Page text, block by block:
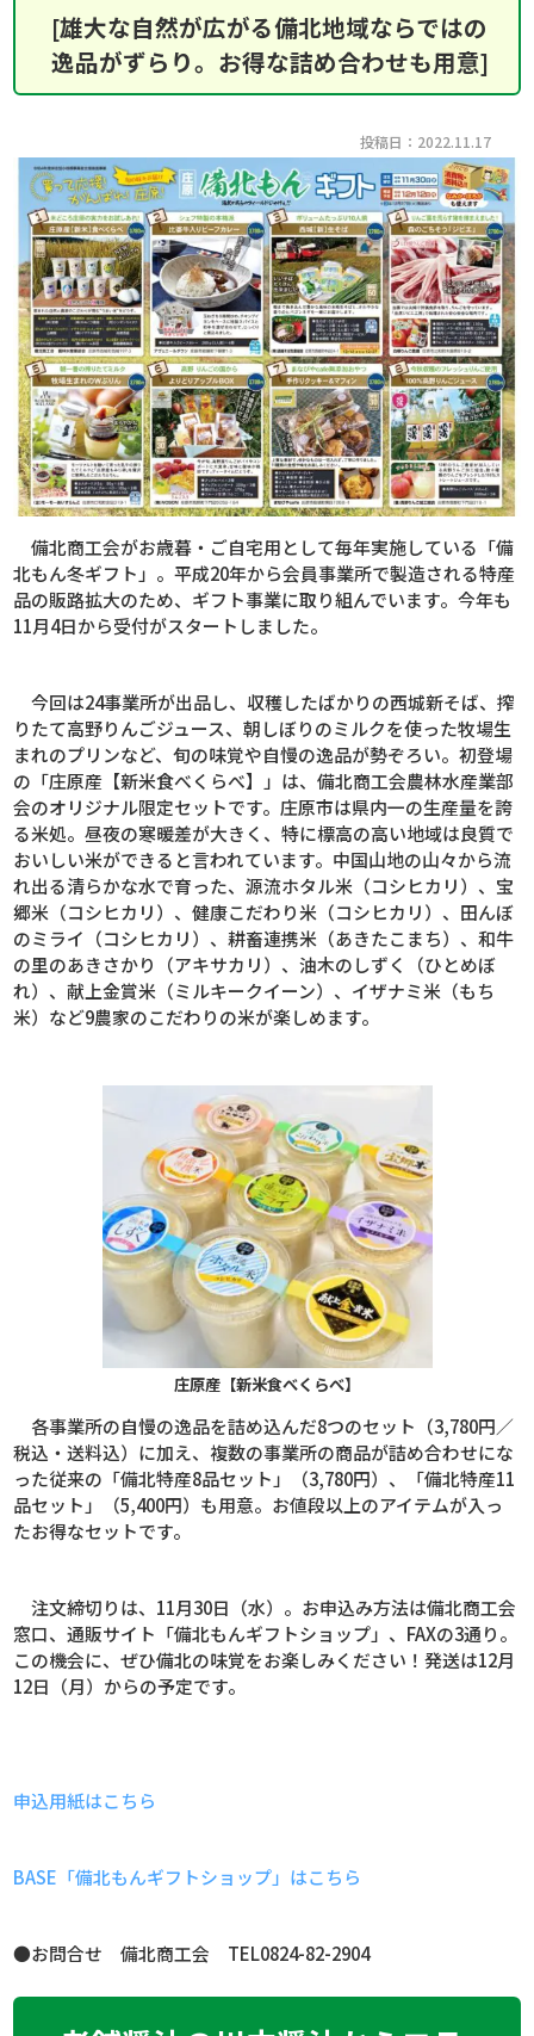
[雄大な自然が広がる備北地域ならではの
逸品がずらり。お得な詰め合わせも用意]
投稿日：2022.11.17
備北商工会がお歳暮・ご自宅用として毎年実施している「備
北もん冬ギフト」。平成20年から会員事業所で製造される特産
品の販路拡大のため、ギフト事業に取り組んでいます。今年も
11月4日から受付がスタートしました。
今回は24事業所が出品し、収穫したばかりの西城新そば、搾
りたて高野りんごジュース、朝しぼりのミルクを使った牧場生
まれのプリンなど、旬の味覚や自慢の逸品が勢ぞろい。初登場
の「庄原産【新米食べくらべ】」は、備北商工会農林水産業部
会のオリジナル限定セットです。庄原市は県内一の生産量を誇
る米処。昼夜の寒暖差が大きく、特に標高の高い地域は良質で
おいしい米ができると言われています。中国山地の山々から流
れ出る清らかな水で育った、源流ホタル米（コシヒカリ）、宝
郷米（コシヒカリ）、健康こだわり米（コシヒカリ）、田んぼ
のミライ（コシヒカリ）、耕畜連携米（あきたこまち）、和牛
の里のあきさかり（アキサカリ）、油木のしずく（ひとめぼ
れ）、献上金賞米（ミルキークイーン）、イザナミ米（もち
米）など9農家のこだわりの米が楽しめます。
庄原産【新米食べくらべ】
各事業所の自慢の逸品を詰め込んだ8つのセット（3,780円／
税込・送料込）に加え、複数の事業所の商品が詰め合わせにな
った従来の「備北特産8品セット」（3,780円）、「備北特産11
品セット」（5,400円）も用意。お値段以上のアイテムが入っ
たお得なセットです。
注文締切りは、 11月30日（水）。お申込み方法は備北商工会
窓口、通販サイト「備北もんギフトショップ」、 FAXの3通り。
この機会に、ぜひ備北の味覚をお楽しみください！発送は12月
12日（月）からの予定です。
申込用紙はこちら
BASE「備北もんギフトショップ」はこちら
●お問合せ 備北商工会 TEL0824-82-2904